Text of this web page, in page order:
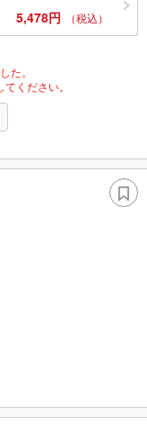
5,478円 （税込）
た。
ください。